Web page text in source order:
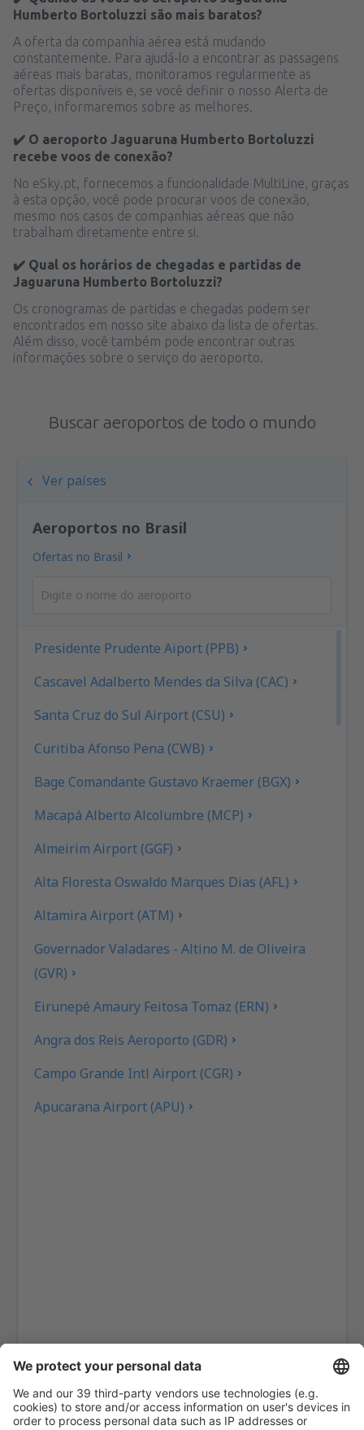
Humberto Bortoluzzi são mais baratos?
A oferta da companhia aérea está mudando
constantemente. Para ajudá-lo a encontrar as passagens
aéreas mais baratas, monitoramos regularmente as
ofertas disponíveis e, se você definir o nosso Alerta de
Preço, informaremos sobre as melhores.
✔️ O aeroporto Jaguaruna Humberto Bortoluzzi
recebe voos de conexão?
No eSky.pt, fornecemos a funcionalidade MultiLine, graças
à esta opção, você pode procurar voos de conexão,
mesmo nos casos de companhias aéreas que não
trabalham diretamente entre si.
✔️ Qual os horários de chegadas e partidas de
Jaguaruna Humberto Bortoluzzi?
Os cronogramas de partidas e chegadas podem ser
encontrados em nosso site abaixo da lista de ofertas.
Além disso, você também pode encontrar outras
informações sobre o serviço do aeroporto.
Buscar aeroportos de todo o mundo
Ver países
Aeroportos no Brasil
Ofertas no Brasil
Presidente Prudente Aiport (PPB)
Cascavel Adalberto Mendes da Silva (CAC)
Santa Cruz do Sul Airport (CSU)
Curitiba Afonso Pena (CWB)
Bage Comandante Gustavo Kraemer (BGX)
Macapá Alberto Alcolumbre (MCP)
Almeirim Airport (GGF)
Alta Floresta Oswaldo Marques Dias (AFL)
Altamira Airport (ATM)
Governador Valadares - Altino M. de Oliveira
(GVR)
Eirunepé Amaury Feitosa Tomaz (ERN)
Angra dos Reis Aeroporto (GDR)
Campo Grande Intl Airport (CGR)
Apucarana Airport (APU)
Ariquemes Airport (AQM)
Arraias Airport (AAI)
Bragança Paulista Arthur Siqueira (BJP)